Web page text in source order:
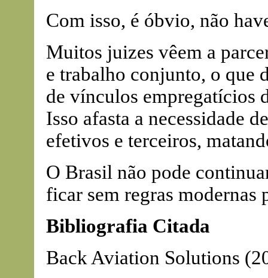
Com isso, é óbvio, não
Muitos juizes vêem a
e trabalho conjunto, o que
de vínculos empregatícios
Isso afasta a necessidade
efetivos e terceiros,
O Brasil não pode
ficar sem regras
Bibliografia Citada
Back Aviation Solutions